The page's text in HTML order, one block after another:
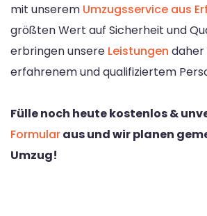
mit unserem Umzugsservice aus
größten Wert auf Sicherheit und
erbringen unsere Leistungen daher
erfahrenem und qualifiziertem
Fülle noch heute kostenlos &
Formularaus und wir planen
Umzug!